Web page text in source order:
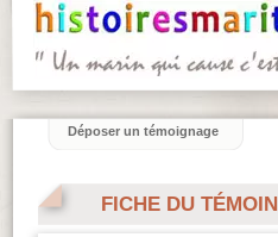
FICHE DU TÉMOIN
Déposer un témoignage